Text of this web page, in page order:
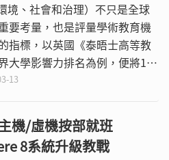
的技術門檻，亦可增進連線行
診斷能力，有效提升用戶體
境、社會和治理）不只是全球
要考量，也是評量學術教育機
指標，以英國《泰晤士高等教
大學影響力排名為例，便將17
永續發展指標（SDGs）做為評
依據，因而節能減碳也成學校
目之一。
13
機/虛機按部就班
8系統升級教戰